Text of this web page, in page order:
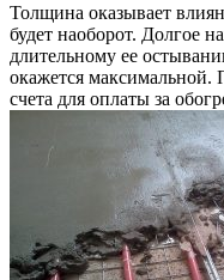
Толщина оказывает
будет наоборот. Долгое
длительному ее
окажется максимальной.
счета для оплаты за